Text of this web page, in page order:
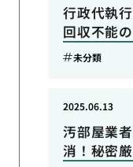
行政代執
回収不能
未分類
汚部屋業
消！秘密
2025.06.13